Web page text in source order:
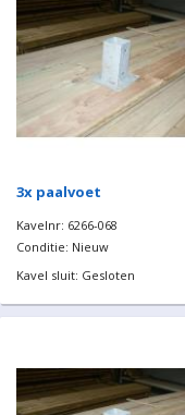
3x paalvoet
Kavelnr: 6266-068
Conditie: Nieuw
Kavel sluit: Gesloten